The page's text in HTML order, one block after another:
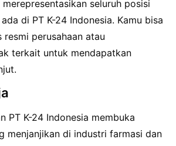
seluruh posisi
di PT K-24 Indonesia. Kamu bisa
resmi perusahaan atau
terkait untuk mendapatkan
PT K-24 Indonesia membuka
menjanjikan di industri farmasi dan